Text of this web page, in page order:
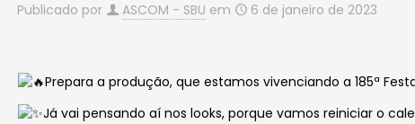
Publicado por ASCOM - SBU em 6 de janeiro de 2023
Prepara a produção, que estamos vivenciando a 185ª
Já vai pensando aí nos looks, porque vamos reiniciar o